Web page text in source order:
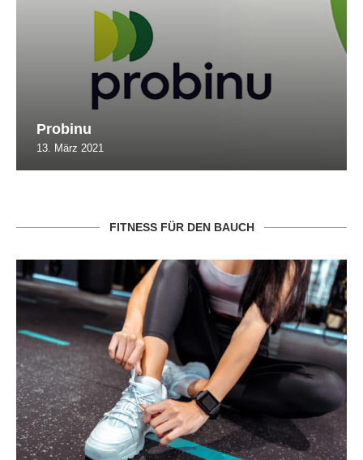
Probinu
13. März 2021
FITNESS FÜR DEN BAUCH